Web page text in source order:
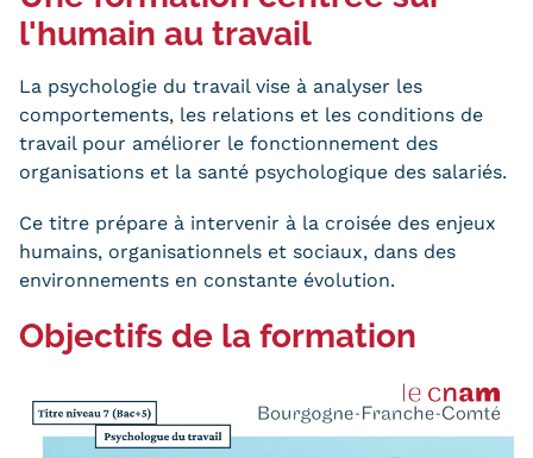
Modalités d'enseignement
Formation en présentiel
Alternance
Enseignement à distance
Validation des Acquis de
l'Expérience (VAE)
Validation des études
Validation des acquis
l'humain au travail
La psychologie du travail vise à analyser les
comportements, les relations et les conditions de
travail pour améliorer le fonctionnement des
organisations et la santé psychologique des salariés.
Ce titre prépare à intervenir à la croisée des enjeux
humains, organisationnels et sociaux, dans des
environnements en constante évolution.
Objectifs de la formation